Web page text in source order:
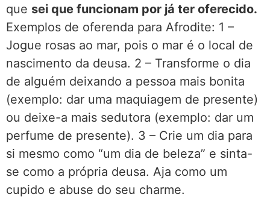
que sei que funcionam por já ter oferecido.
Exemplos de oferenda para Afrodite: 1 –
Jogue rosas ao mar, pois o mar é o local de
nascimento da deusa. 2 – Transforme o dia
de alguém deixando a pessoa mais bonita
(exemplo: dar uma maquiagem de presente)
ou deixe-a mais sedutora (exemplo: dar um
perfume de presente). 3 – Crie um dia para
si mesmo como “um dia de beleza” e sinta-
se como a própria deusa. Aja como um
cupido e abuse do seu charme.